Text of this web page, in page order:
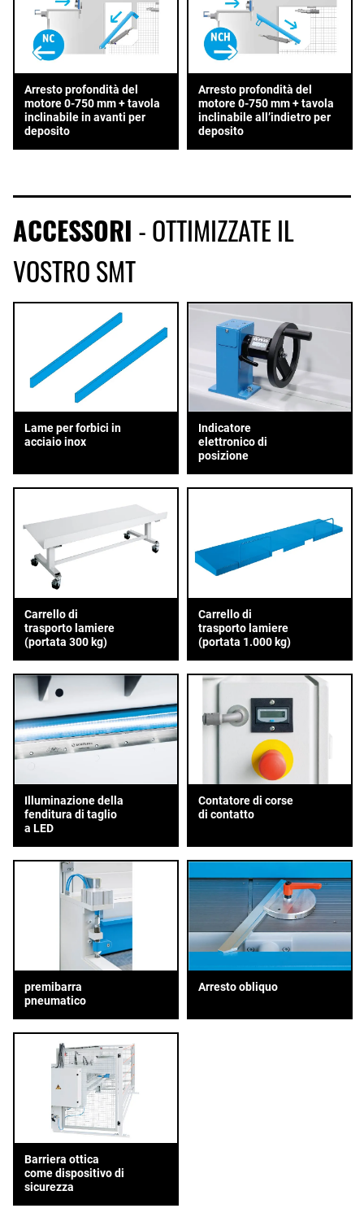
Arresto profondità del
motore 0-750 mm + tavola
inclinabile in avanti per
deposito
Arresto profondità del
motore 0-750 mm + tavola
inclinabile all’indietro per
deposito
ACCESSORI - OTTIMIZZATE IL
VOSTRO SMT
Lame per forbici in
acciaio inox
Indicatore
elettronico di
posizione
Carrello di
trasporto lamiere
(portata 300 kg)
Carrello di
trasporto lamiere
(portata 1.000 kg)
Illuminazione della
fenditura di taglio
a LED
Contatore di corse
di contatto
premibarra
pneumatico
Arresto obliquo
Barriera ottica
come dispositivo di
sicurezza